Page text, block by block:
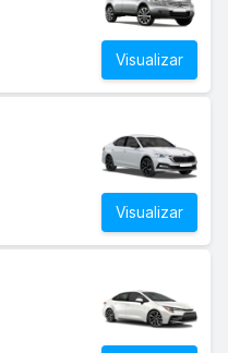
Visualizar
Visualizar